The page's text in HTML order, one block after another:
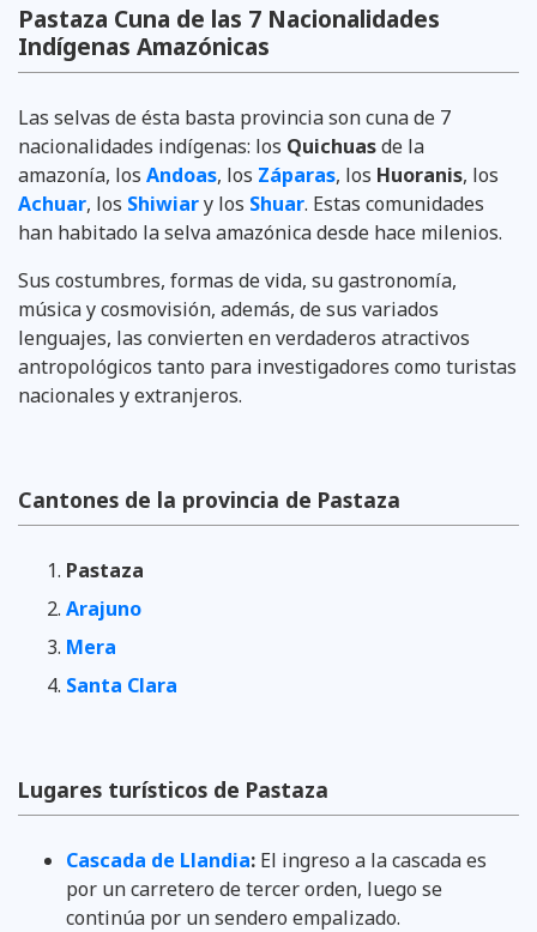
Pastaza Cuna de las 7 Nacionalidades
Indígenas Amazónicas
Las selvas de ésta basta provincia son cuna de 7
nacionalidades indígenas: los Quichuasde la
amazonía, los Andoas, los Záparas, los Huoranis, los
Achuar, los Shiwiary los Shuar. Estas comunidades
han habitado la selva amazónica desde hace milenios.
Sus costumbres, formas de vida, su gastronomía,
música y cosmovisión, además, de sus variados
lenguajes, las convierten en verdaderos atractivos
antropológicos tanto para investigadores como turistas
nacionales y extranjeros.
Cantones de la provincia de Pastaza
Pastaza
Arajuno
Mera
Santa Clara
Lugares turísticos de Pastaza
Cascada de Llandia: El ingreso a la cascada es
por un carretero de tercer orden, luego se
continúa por un sendero empalizado.